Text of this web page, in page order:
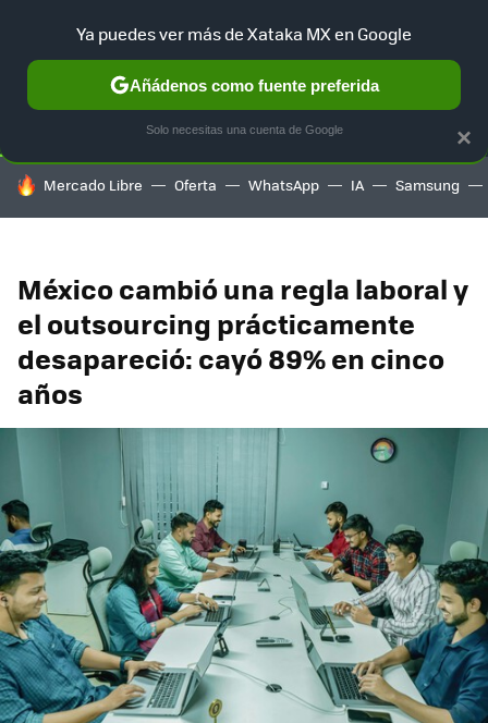
SELECCIÓN GAMING HOME AUTO TERRITORIO
HOY SE HABLA DE
Mercado Libre Oferta WhatsApp IA Samsung
México cambió una regla laboral y
el outsourcing prácticamente
desapareció: cayó 89% en cinco
años
×
Ya puedes ver más de Xataka MX en Google
Añádenos como fuente preferida
Solo necesitas una cuenta de Google